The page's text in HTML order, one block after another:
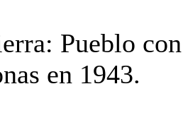
Pueblo
en 1943.